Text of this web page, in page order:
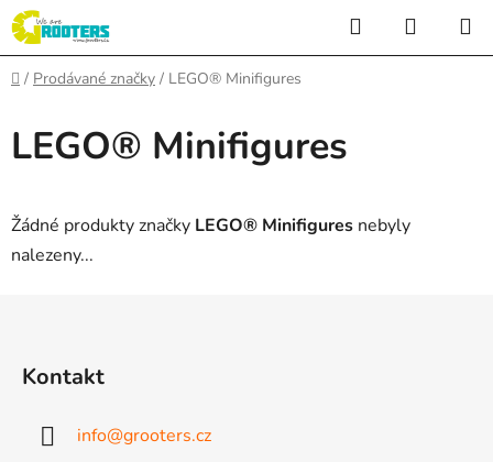
Přejít
na
obsah
Hledat
KOŠÍK
Domů
/ Prodávané značky / LEGO® Minifigures
LEGO® Minifigures
Žádné produkty značky LEGO® Minifigures nebyly
nalezeny...
Kontakt
info@grooters.cz